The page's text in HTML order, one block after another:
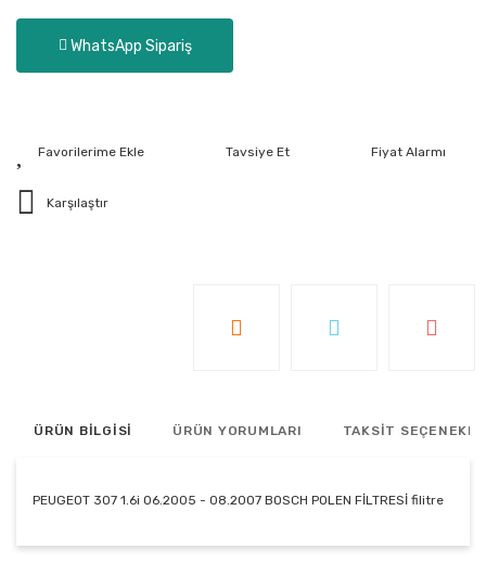
WhatsApp Sipariş
Tavsiye Et Fiyat Alarmı
Karşılaştır
ÜRÜN BİLGİSİ ÜRÜN YORUMLARI TAKSİT
PEUGEOT 307 1.6i 06.2005 - 08.2007 BOSCH POLEN FİLTRESİ filitre